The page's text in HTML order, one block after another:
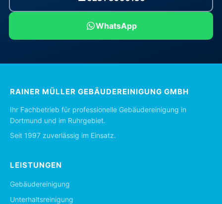
WhatsApp
RAINER MÜLLER GEBÄUDEREINIGUNG GMBH
Ihr Fachbetrieb für professionelle Gebäudereinigung in
Dortmund und im Ruhrgebiet.
Seit 1997 zuverlässig im Einsatz.
LEISTUNGEN
Gebäudereinigung
Unterhaltsreinigung